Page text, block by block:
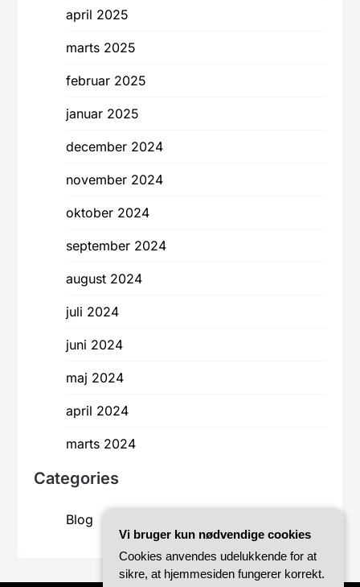
april 2025
marts 2025
februar 2025
januar 2025
december 2024
november 2024
oktober 2024
september 2024
august 2024
juli 2024
juni 2024
maj 2024
april 2024
marts 2024
Categories
Blog
Vi bruger kun nødvendige cookies
Cookies anvendes udelukkende for at
sikre, at hjemmesiden fungerer korrekt.